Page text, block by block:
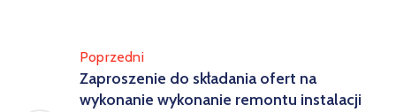
Poprzedni
Zaproszenie do składania ofert na
wykonanie wykonanie remontu instalacji